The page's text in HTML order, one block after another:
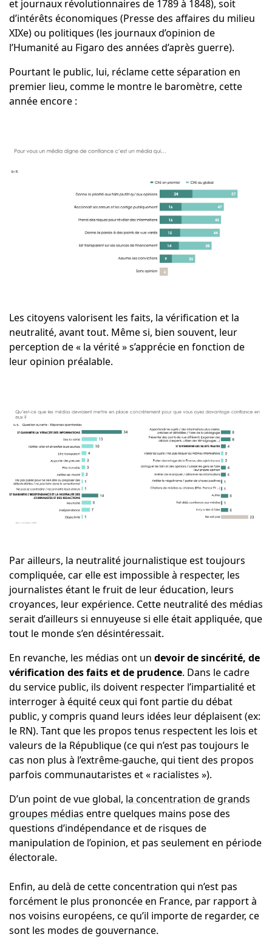
et journaux révolutionnaires de 1789 à 1848), soit
d’intérêts économiques (Presse des affaires du milieu
XIXe) ou politiques (les journaux d’opinion de
l’Humanité au Figaro des années d’après guerre).
Pourtant le public, lui, réclame cette séparation en
premier lieu, comme le montre le baromètre, cette
année encore :
Les citoyens valorisent les faits, la vérification et la
neutralité, avant tout. Même si, bien souvent, leur
perception de « la vérité » s’apprécie en fonction de
leur opinion préalable.
Par ailleurs, la neutralité journalistique est toujours
compliquée, car elle est impossible à respecter, les
journalistes étant le fruit de leur éducation, leurs
croyances, leur expérience. Cette neutralité des médias
serait d’ailleurs si ennuyeuse si elle était appliquée, que
tout le monde s’en désintéressait.
En revanche, les médias ont un devoir de sincérité, de
vérification des faits et de prudence. Dans le cadre
du service public, ils doivent respecter l’impartialité et
interroger à équité ceux qui font partie du débat
public, y compris quand leurs idées leur déplaisent (ex:
le RN). Tant que les propos tenus respectent les lois et
valeurs de la République (ce qui n’est pas toujours le
cas non plus à l’extrême-gauche, qui tient des propos
parfois communautaristes et « racialistes »).
D’un point de vue global, la concentration de grands
groupes médias entre quelques mains pose des
questions d’indépendance et de risques de
manipulation de l’opinion, et pas seulement en période
électorale.
Enfin, au delà de cette concentration qui n’est pas
forcément le plus prononcée en France, par rapport à
nos voisins européens, ce qu’il importe de regarder, ce
sont les modes de gouvernance.